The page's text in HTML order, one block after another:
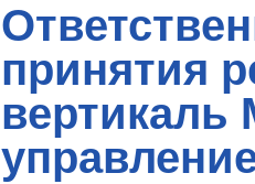
принятия